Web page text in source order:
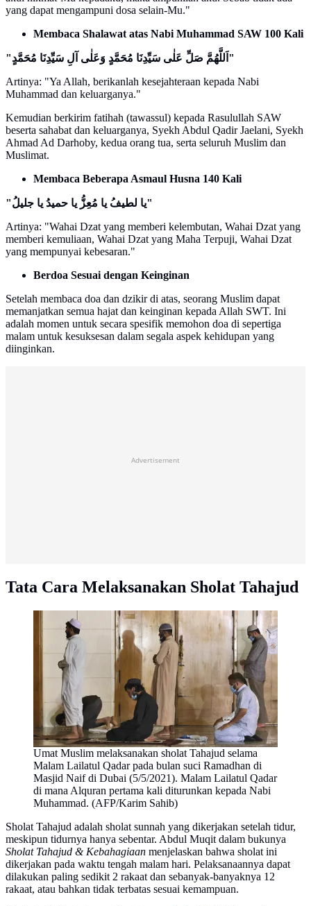
yang dapat mengampuni dosa selain-Mu."
Membaca Shalawat atas Nabi Muhammad SAW 100 Kali
"اَللَّهُمَّ صَلِّ عَلٰى سَيِّدِنَا مُحَمَّدٍ وَعَلٰى آلِ سَيِّدِنَا مُحَمَّدٍ"
Artinya: "Ya Allah, berikanlah kesejahteraan kepada Nabi
Muhammad dan keluarganya."
Kemudian berkirim fatihah (tawassul) kepada Rasulullah SAW
beserta sahabat dan keluarganya, Syekh Abdul Qadir Jaelani, Syekh
Ahmad Ad Darhoby, kedua orang tua, serta seluruh Muslim dan
Muslimat.
Membaca Beberapa Asmaul Husna 140 Kali
"يا لطيفُ يا مُعِزُّ يا حميدُ يا جليلُ"
Artinya: "Wahai Dzat yang memberi kelembutan, Wahai Dzat yang
memberi kemuliaan, Wahai Dzat yang Maha Terpuji, Wahai Dzat
yang mempunyai kebesaran."
Berdoa Sesuai dengan Keinginan
Setelah membaca doa dan dzikir di atas, seorang Muslim dapat
memanjatkan semua hajat dan keinginan kepada Allah SWT. Ini
adalah momen untuk secara spesifik memohon doa di sepertiga
malam untuk kesuksesan dalam segala aspek kehidupan yang
diinginkan.
Advertisement
Tata Cara Melaksanakan Sholat Tahajud
Umat Muslim melaksanakan sholat Tahajud selama
Malam Lailatul Qadar pada bulan suci Ramadhan di
Masjid Naif di Dubai (5/5/2021). Malam Lailatul Qadar
di mana Alquran pertama kali diturunkan kepada Nabi
Muhammad. (AFP/Karim Sahib)
Sholat Tahajud adalah sholat sunnah yang dikerjakan setelah tidur,
meskipun tidurnya hanya sebentar. Abdul Muqit dalam bukunya
Sholat Tahajud & Kebahagiaan menjelaskan bahwa sholat ini
dikerjakan pada waktu tengah malam hari. Pelaksanaannya dapat
dilakukan paling sedikit 2 rakaat dan sebanyak-banyaknya 12
rakaat, atau bahkan tidak terbatas sesuai kemampuan.